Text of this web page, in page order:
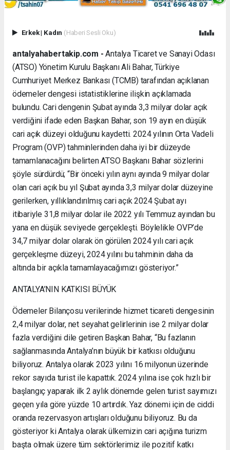
Erkek| Kadın (Haberi Sesli Oku)
antalyahabertakip.com - Antalya Ticaret ve Sanayi Odası
(ATSO) Yönetim Kurulu Başkanı Ali Bahar, Türkiye
Cumhuriyet Merkez Bankası (TCMB) tarafından açıklanan
ödemeler dengesi istatistiklerine ilişkin açıklamada
bulundu. Cari dengenin Şubat ayında 3,3 milyar dolar açık
verdiğini ifade eden Başkan Bahar, son 19 ayın en düşük
cari açık düzeyi olduğunu kaydetti. 2024 yılının Orta Vadeli
Program (OVP) tahminlerinden daha iyi bir düzeyde
tamamlanacağını belirten ATSO Başkanı Bahar sözlerini
şöyle sürdürdü; “Bir önceki yılın aynı ayında 9 milyar dolar
olan cari açık bu yıl Şubat ayında 3,3 milyar dolar düzeyine
gerilerken, yıllıklandırılmış cari açık 2024 Şubat ayı
itibariyle 31,8 milyar dolar ile 2022 yılı Temmuz ayından bu
yana en düşük seviyede gerçekleşti. Böylelikle OVP’de
34,7 milyar dolar olarak ön görülen 2024 yılı cari açık
gerçekleşme düzeyi, 2024 yılını bu tahminin daha da
altında bir açıkla tamamlayacağımızı gösteriyor.”
ANTALYA’NIN KATKISI BÜYÜK
Ödemeler Bilançosu verilerinde hizmet ticareti dengesinin
2,4 milyar dolar, net seyahat gelirlerinin ise 2 milyar dolar
fazla verdiğini dile getiren Başkan Bahar, “Bu fazlanın
sağlanmasında Antalya’nın büyük bir katkısı olduğunu
biliyoruz. Antalya olarak 2023 yılını 16 milyonun üzerinde
rekor sayıda turist ile kapattık. 2024 yılına ise çok hızlı bir
başlangıç yaparak ilk 2 aylık dönemde gelen turist sayımızı
geçen yıla göre yüzde 10 artırdık. Yaz dönemi için de ciddi
oranda rezervasyon artışları olduğunu biliyoruz. Bu da
gösteriyor ki Antalya olarak ülkemizin cari açığına turizm
başta olmak üzere tüm sektörlerimiz ile pozitif katkı